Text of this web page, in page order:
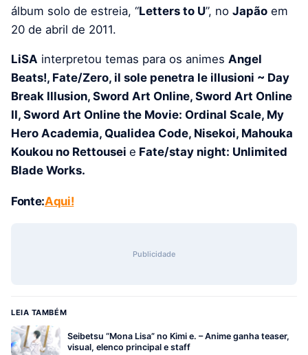
álbum solo de estreia, “Letters to U”, no Japão em
20 de abril de 2011.
LiSA interpretou temas para os animes Angel
Beats!, Fate/Zero, il sole penetra le illusioni ~ Day
Break Illusion, Sword Art Online, Sword Art Online
II, Sword Art Online the Movie: Ordinal Scale, My
Hero Academia, Qualidea Code, Nisekoi, Mahouka
Koukou no Rettousei e Fate/stay night: Unlimited
Blade Works.
Fonte:Aqui!
Publicidade
LEIA TAMBÉM
Seibetsu “Mona Lisa” no Kimi e. – Anime ganha teaser,
visual, elenco principal e staff